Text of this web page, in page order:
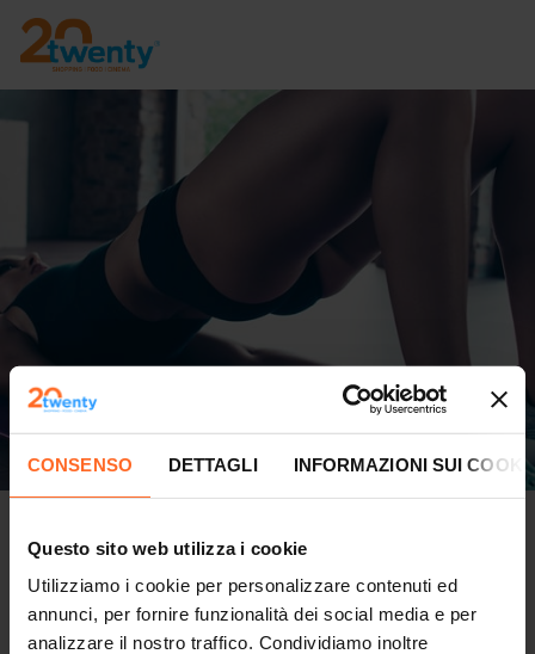
CONSENSO DETTAGLI INFORMAZIONI SUI
Questo sito web utilizza i cookie
Utilizziamo i cookie per personalizzare contenuti ed
annunci, per fornire funzionalità dei social media e per
analizzare il nostro traffico. Condividiamo inoltre
Il Twenty, in collaborazione conDECATHLON
la palestraGREEN ENERGYM, organizza una sessione di total
body sulla terrazza al terzo piano!
La lezione è gratuita.